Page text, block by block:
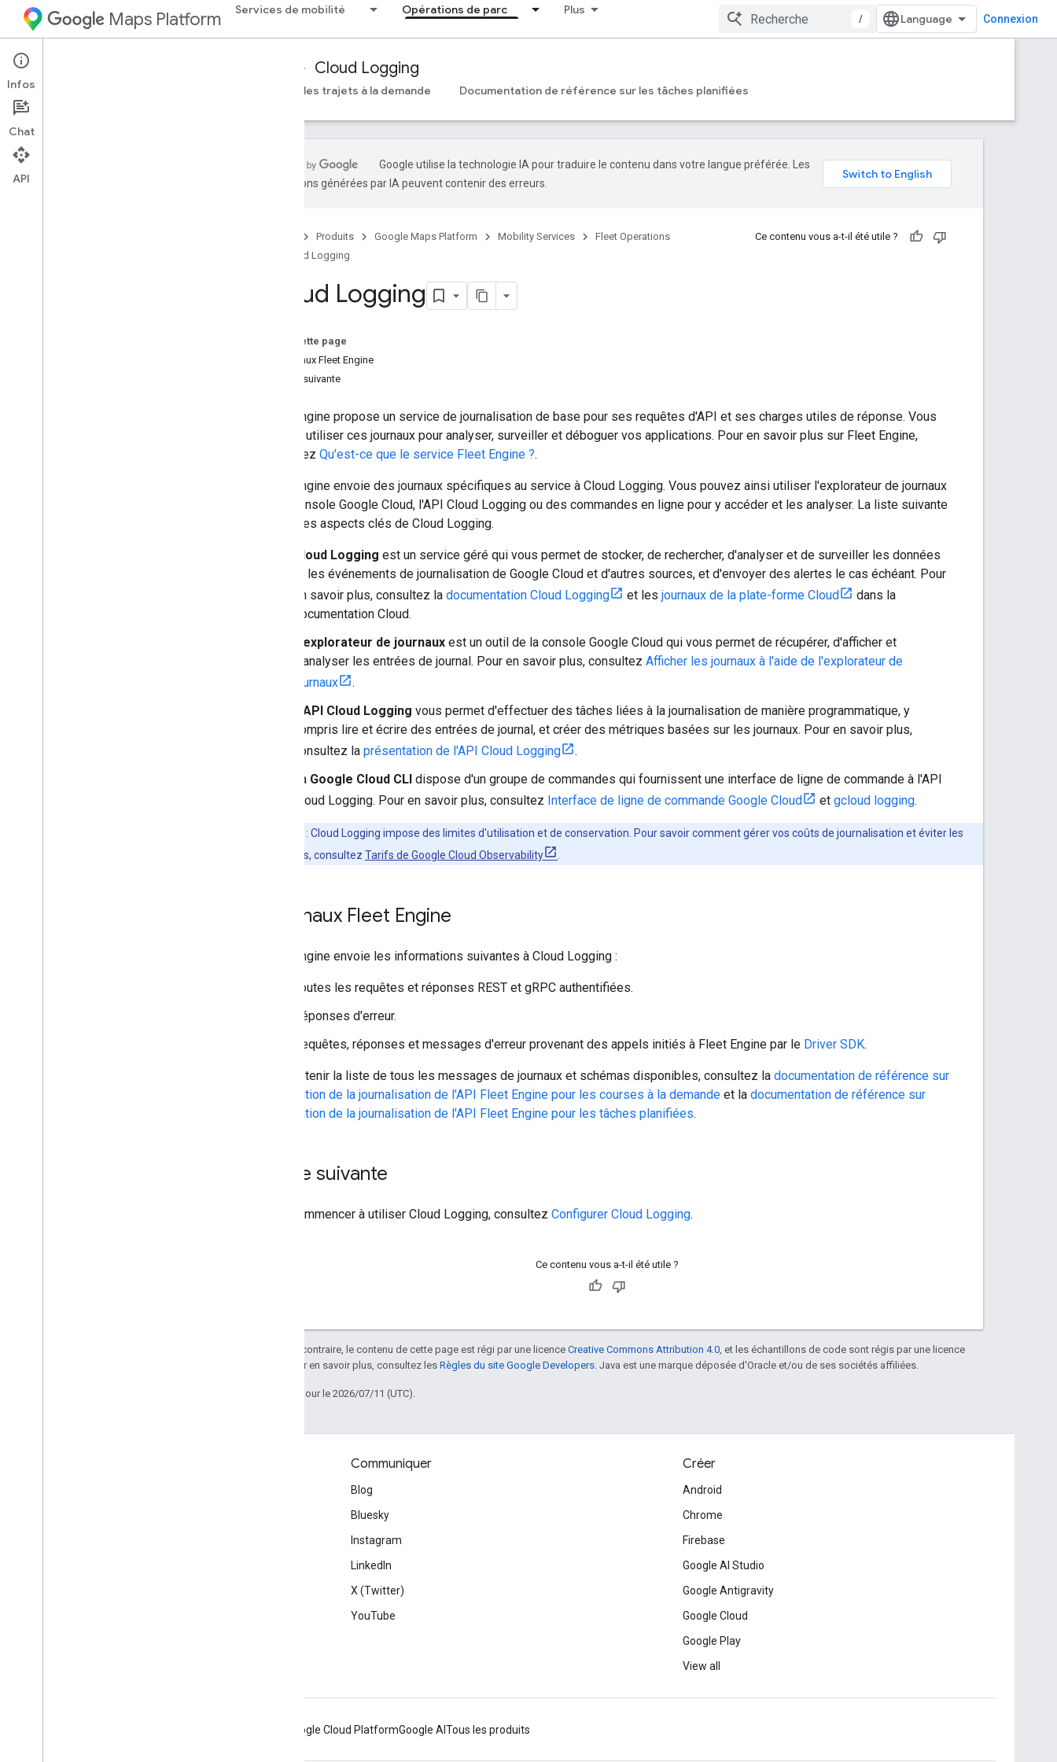
Maps Platform Services de mobilité Opérations de parc Plus
/ Connexion
Mobility Services Cloud Logging
Cloud Logging Documentation de référence sur les trajets à la demande Documentation de référence sur les tâches planifiées
Google utilise la technologie IA pour traduire le contenu dans votre langue préférée. Les
traductions générées par IA peuvent contenir des erreurs.
Produits Google Maps Platform Mobility Services
Fleet Operations
Cloud Logging
Ce contenu vous a-t-il été utile ?
Cloud Logging
Sur cette page
Journaux Fleet Engine
Étape suivante
Fleet Engine propose un service de journalisation de base pour ses requêtes d'API et ses charges utiles de réponse. Vous
pouvez utiliser ces journaux pour analyser, surveiller et déboguer vos applications. Pour en savoir plus sur Fleet Engine,
consultez Qu'est-ce que le service Fleet Engine ?.
Fleet Engine envoie des journaux spécifiques au service à Cloud Logging. Vous pouvez ainsi utiliser l'explorateur de journaux
de la console Google Cloud, l'API Cloud Logging ou des commandes en ligne pour y accéder et les analyser. La liste suivante
décrit ces aspects clés de Cloud Logging.
Cloud Logging est un service géré qui vous permet de stocker, de rechercher, d'analyser et de surveiller les données
et les événements de journalisation de Google Cloud et d'autres sources, et d'envoyer des alertes le cas échéant. Pour
en savoir plus, consultez la documentation Cloud Logging et les journaux de la plate-forme Cloud
dans la
documentation Cloud.
explorateur de journaux est un outil de la console Google Cloud qui vous permet de récupérer, d'afficher et
d'analyser les entrées de journal. Pour en savoir plus, consultez Afficher les journaux à l'aide de l'explorateur de
journaux
.
API Cloud Logging vous permet d'effectuer des tâches liées à la journalisation de manière programmatique, y
compris lire et écrire des entrées de journal, et créer des métriques basées sur les journaux. Pour en savoir plus,
consultez la présentation de l'API Cloud Logging
.
La Google Cloud CLI dispose d'un groupe de commandes qui fournissent une interface de ligne de commande à l'API
Cloud Logging. Pour en savoir plus, consultez Interface de ligne de commande Google Cloud et gcloud logging.
: Cloud Logging impose des limites d'utilisation et de conservation. Pour savoir comment gérer vos coûts de journalisation et éviter les
frais inattendus, consultez Tarifs de Google Cloud Observability
Journaux Fleet Engine
Fleet Engine envoie les informations suivantes à Cloud Logging :
Toutes les requêtes et réponses REST et gRPC authentifiées.
Réponses d'erreur.
Requêtes, réponses et messages d'erreur provenant des appels initiés à Fleet Engine par le Driver SDK.
Pour obtenir la liste de tous les messages de journaux et schémas disponibles, consultez la documentation de référence sur
l'intégration de la journalisation de l'API Fleet Engine pour les courses à la demande et la documentation de référence sur
l'intégration de la journalisation de l'API Fleet Engine pour les tâches planifiées.
Étape suivante
Pour commencer à utiliser Cloud Logging, consultez Configurer Cloud Logging.
Ce contenu vous a-t-il été utile ?
Sauf indication contraire, le contenu de cette page est régi par une licence Creative Commons Attribution 4.0 , et les échantillons de code sont régis par une licence
. Pour en savoir plus, consultez les Règles du site Google Developers . Java est une marque déposée d'Oracle et/ou de ses sociétés affiliées.
Dernière mise à jour le 2026/07/11 (UTC).
Communiquer
Blog
Bluesky
Instagram
LinkedIn
X (Twitter)
YouTube
Créer
Android
Chrome
Firebase
Google AI Studio
Google Antigravity
Google Cloud
Google Play
View all
Google Cloud PlatformGoogle AI Tous les produits
Infos
Chat
API